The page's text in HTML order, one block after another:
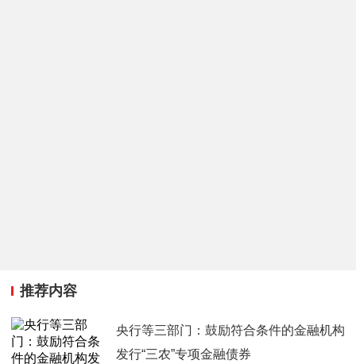
推荐内容
央行等三部门：鼓励符合条件的金融机构
发行“三农”专项金融债券